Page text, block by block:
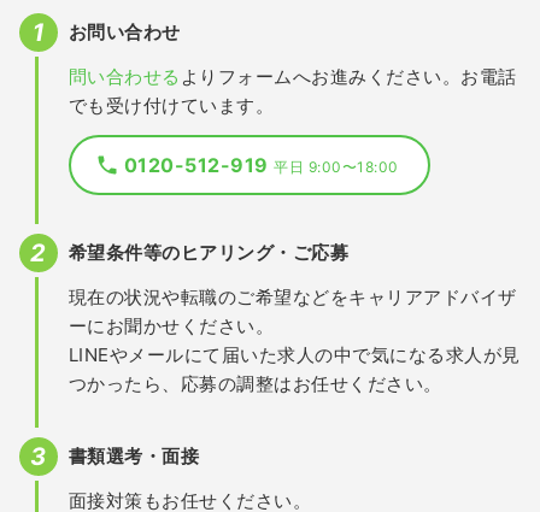
お問い合わせ
問い合わせる よりフォームへお進みください。お電話
でも受け付けています。
0120-512-919平日 9:00〜18:00
希望条件等のヒアリング・ご応募
現在の状況や転職のご希望などをキャリアアドバイザ
ーにお聞かせください。
LINEやメールにて届いた求人の中で気になる求人が見
つかったら、応募の調整はお任せください。
書類選考・面接
面接対策もお任せください。